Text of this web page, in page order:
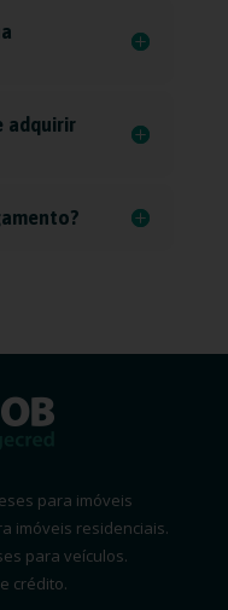
adquirir
para imóveis
imóveis residenciais.
para veículos.
crédito.